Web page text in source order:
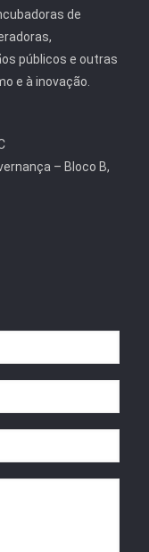
de
públicos e outras
e à inovação.
– Bloco B,